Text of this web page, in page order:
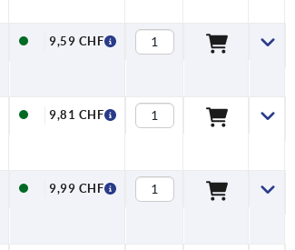
9,59 CHF
9,81 CHF
9,99 CHF